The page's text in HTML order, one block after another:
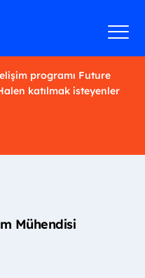
programı Future
katılmak isteyenler
Mühendisi